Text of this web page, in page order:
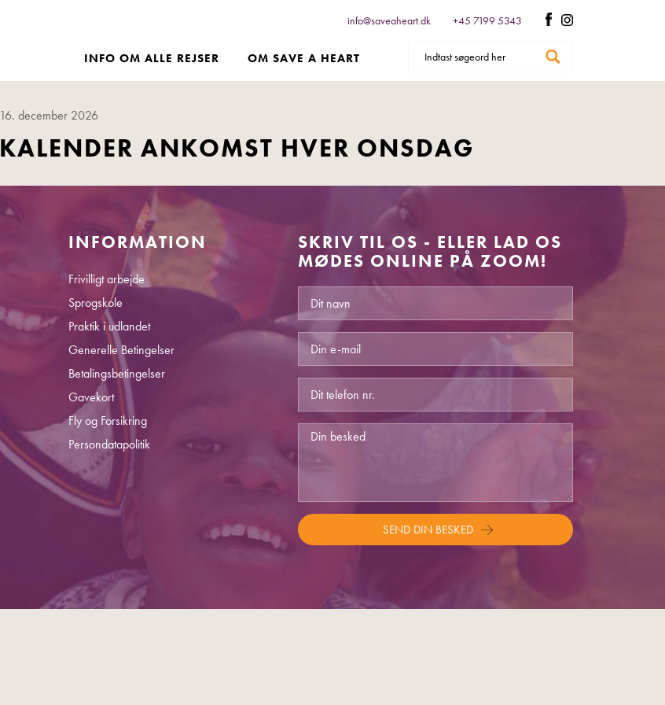
info@saveaheart.dk +45 7199 5343
INFO OM ALLE REJSER OM SAVE A HEART
16. december 2026
KALENDER ANKOMST HVER ONSDAG
INFORMATION
Frivilligt arbejde
Sprogskole
Praktik i udlandet
Generelle Betingelser
Betalingsbetingelser
Gavekort
Fly og Forsikring
Persondatapolitik
SKRIV TIL OS - ELLER LAD OS
MØDES ONLINE PÅ ZOOM!
SEND DIN BESKED